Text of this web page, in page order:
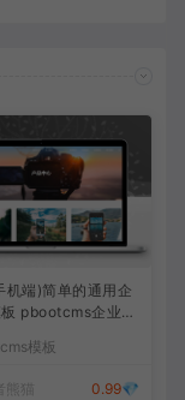
机端)简单的通用企
pbootcms企业网
模板
熊猫 0.99💎